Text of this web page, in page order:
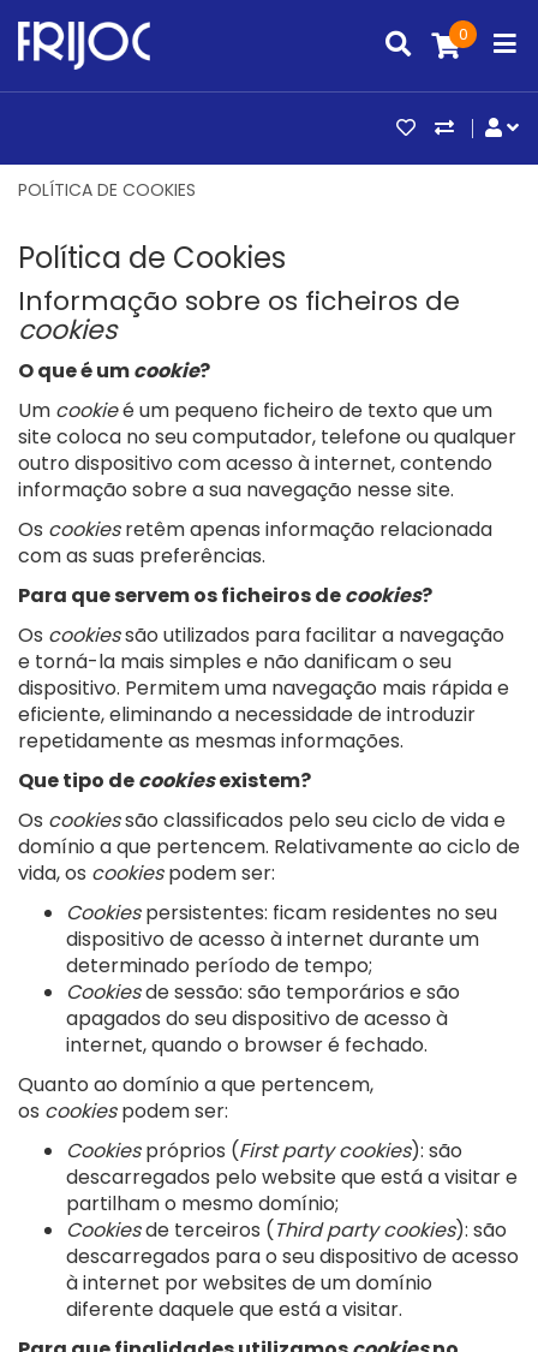
0
ARTIGOS
POLÍTICA DE COOKIES
Política de Cookies
Informação sobre os ficheiros de
cookies
O que é umcookie?
Um cookieé um pequeno ficheiro de texto que um
site coloca no seu computador, telefone ou qualquer
outro dispositivo com acesso à internet, contendo
informação sobre a sua navegação nesse site.
Os cookiesretêm apenas informação relacionada
com as suas preferências.
Para que servem os ficheiros decookies?
Os cookiessão utilizados para facilitar a navegação
e torná-la mais simples e não danificam o seu
dispositivo. Permitem uma navegação mais rápida e
eficiente, eliminando a necessidade de introduzir
repetidamente as mesmas informações.
Que tipo decookiesexistem?
Os cookiessão classificados pelo seu ciclo de vida e
domínio a que pertencem. Relativamente ao ciclo de
vida, os cookiespodem ser:
Cookiespersistentes: ficam residentes no seu
dispositivo de acesso à internet durante um
determinado período de tempo;
Cookiesde sessão: são temporários e são
apagados do seu dispositivo de acesso à
internet, quando o browser é fechado.
Quanto ao domínio a que pertencem,
os cookiespodem ser:
Cookiespróprios (First party cookies): são
descarregados pelo website que está a visitar e
partilham o mesmo domínio;
Cookiesde terceiros (Third party cookies): são
descarregados para o seu dispositivo de acesso
à internet por websites de um domínio
diferente daquele que está a visitar.